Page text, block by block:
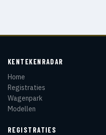
KENTEKENRADAR
Home
Registraties
Wagenpark
Modellen
REGISTRATIES